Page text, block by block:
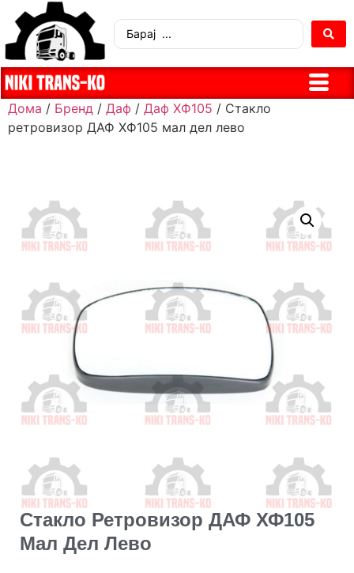
Дома / Бренд / Даф / Даф ХФ105 / Стакло
ретровизор ДАФ ХФ105 мал дел лево
Стакло Ретровизор ДАФ ХФ105
Мал Дел Лево